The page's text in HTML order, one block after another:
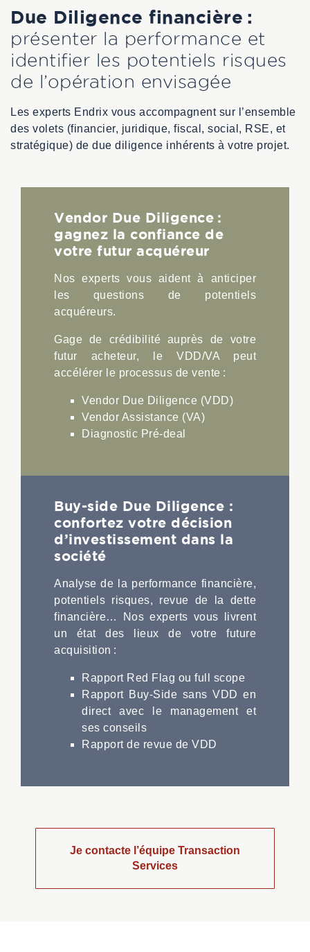
Due Diligence financière :
présenter la performance et
identifier les potentiels risques
de l’opération envisagée
Les experts Endrix vous accompagnent sur l’ensemble
des volets (financier, juridique, fiscal, social, RSE, et
stratégique) de due diligence inhérents à votre projet.
Vendor Due Diligence :
gagnez la confiance de
votre futur acquéreur
Nos experts vous aident à anticiper
les questions de potentiels
acquéreurs.
Gage de crédibilité auprès de votre
futur acheteur, le VDD/VA peut
accélérer le processus de vente :
Vendor Due Diligence (VDD)
Vendor Assistance (VA)
Diagnostic Pré-deal
Buy-side Due Diligence :
confortez votre décision
d’investissement dans la
société
Analyse de la performance financière,
potentiels risques, revue de la dette
financière… Nos experts vous livrent
un état des lieux de votre future
acquisition :
Rapport Red Flag ou full scope
Rapport Buy-Side sans VDD en
direct avec le management et
ses conseils
Rapport de revue de VDD
Je contacte l’équipe Transaction
Services